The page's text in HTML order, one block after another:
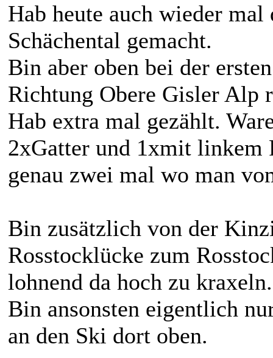
Hab heute auch wieder
Schächental gemacht.
Bin aber oben bei der
Richtung Obere Gisler Alp
Hab extra mal gezählt.
2xGatter und 1xmit linkem
genau zwei mal wo man
Bin zusätzlich von der
Rosstocklücke zum
lohnend da hoch zu kraxeln.
Bin ansonsten eigentlich
an den Ski dort oben.